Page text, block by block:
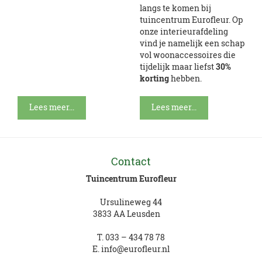
Lees meer...
langs te komen bij
tuincentrum Eurofleur. Op
onze interieurafdeling
vind je namelijk een schap
vol woonaccessoires die
tijdelijk maar liefst30%
kortinghebben.
Lees meer...
Contact
Tuincentrum Eurofleur
Ursulineweg 44
3833 AA Leusden
T. 033 – 434 78 78
E. info@eurofleur.nl